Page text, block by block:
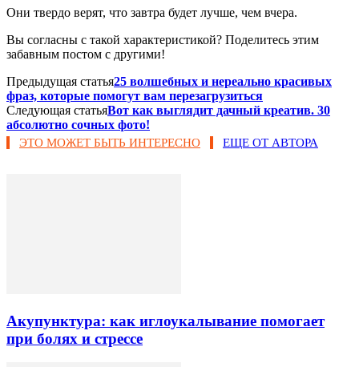
Они твердо верят, что завтра будет лучше, чем вчера.
Вы согласны с такой характеристикой? Поделитесь этим
забавным постом с другими!
Предыдущая статья25 волшебных и нереально красивых
фраз, которые помогут вам перезагрузиться
Следующая статьяВот как выглядит дачный креатив. 30
абсолютно сочных фото!
ЭТО МОЖЕТ БЫТЬ ИНТЕРЕСНО ЕЩЕ ОТ АВТОРА
Акупунктура: как иглоукалывание помогает
при болях и стрессе